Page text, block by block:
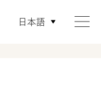
日本語